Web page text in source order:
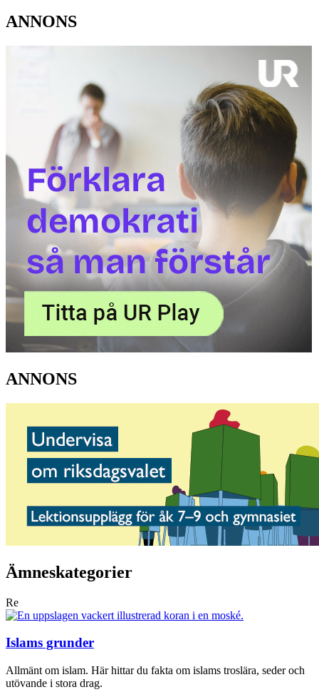
ANNONS
ANNONS
Ämneskategorier
Re
Islams grunder
Allmänt om islam. Här hittar du fakta om islams troslära, seder och
utövande i stora drag.